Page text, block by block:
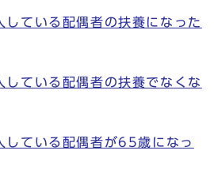
している配偶者の扶養になった
している配偶者の扶養でなくな
している配偶者が65歳になっ